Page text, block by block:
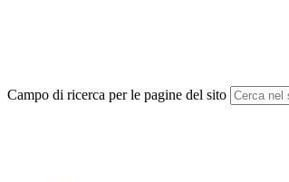
Campo di ricerca per le pagine del sito